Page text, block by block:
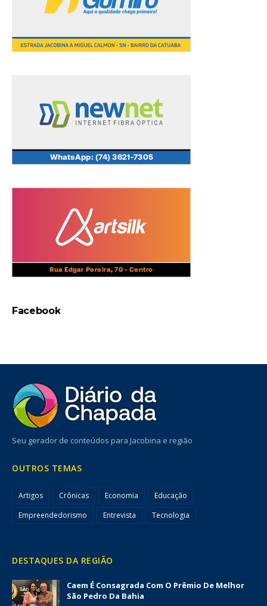
Facebook
Seu gerador de conteúdos para Jacobina e região
OUTROS TEMAS
Artigos Crônicas Economia
Educação
Empreendedorismo
Entrevista Tecnologia
DESTAQUES DA REGIÃO
Caem É Consagrada Com O Prêmio De Melhor
São Pedro Da Bahia